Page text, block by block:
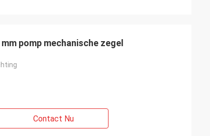
pomp mechanische zegel
Contact Nu